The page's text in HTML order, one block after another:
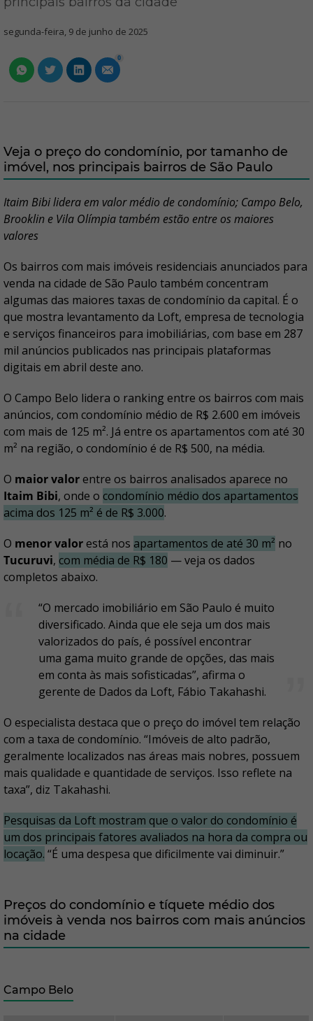
segunda-feira, 9 de junho de 2025
0
Veja o preço do condomínio, por tamanho de
imóvel, nos principais bairros de São Paulo
Itaim Bibi lidera em valor médio de condomínio; Campo Belo,
Brooklin e Vila Olímpia também estão entre os maiores
valores
Os bairros com mais imóveis residenciais anunciados para
venda na cidade de São Paulo também concentram
algumas das maiores taxas de condomínio da capital. É o
que mostra levantamento da Loft, empresa de tecnologia
e serviços financeiros para imobiliárias, com base em 287
mil anúncios publicados nas principais plataformas
digitais em abril deste ano.
O Campo Belo lidera o ranking entre os bairros com mais
anúncios, com condomínio médio de R$ 2.600 em imóveis
com mais de 125 m². Já entre os apartamentos com até 30
m² na região, o condomínio é de R$ 500, na média.
O maior valorentre os bairros analisados aparece no
Itaim Bibi, onde o condomínio médio dos apartamentos
acima dos 125 m² é de R$ 3.000.
O menor valorestá nos apartamentos de até 30 m² no
Tucuruvi, com média de R$ 180 — veja os dados
completos abaixo.
“O mercado imobiliário em São Paulo é muito
diversificado. Ainda que ele seja um dos mais
valorizados do país, é possível encontrar
uma gama muito grande de opções, das mais
em conta às mais sofisticadas”, afirma o
gerente de Dados da Loft, Fábio Takahashi.
O especialista destaca que o preço do imóvel tem relação
com a taxa de condomínio. “Imóveis de alto padrão,
geralmente localizados nas áreas mais nobres, possuem
mais qualidade e quantidade de serviços. Isso reflete na
taxa”, diz Takahashi.
Pesquisas da Loft mostram que o valor do condomínio é
um dos principais fatores avaliados na hora da compra ou
locação. “É uma despesa que dificilmente vai diminuir.”
Preços do condomínio e tíquete médio dos
imóveis à venda nos bairros com mais anúncios
na cidade
Campo Belo